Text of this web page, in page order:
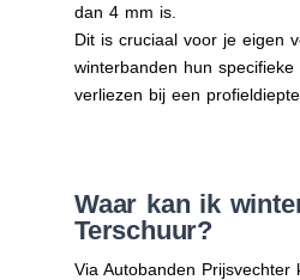
dan 4 mm is.
Dit is cruciaal voor je eigen
winterbanden hun
verliezen bij een
Waar kan ik
Terschuur?
Via Autobanden